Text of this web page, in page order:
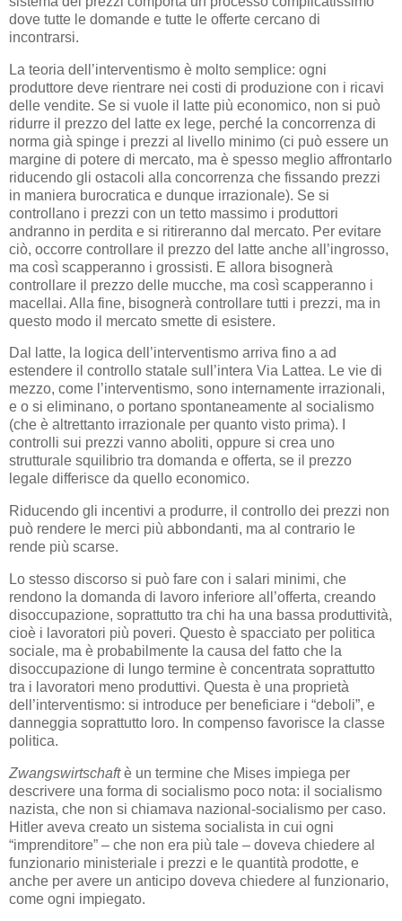
dove tutte le domande e tutte le offerte cercano di
incontrarsi.
La teoria dell’interventismo è molto semplice: ogni
produttore deve rientrare nei costi di produzione con i ricavi
delle vendite. Se si vuole il latte più economico, non si può
ridurre il prezzo del latte ex lege, perché la concorrenza di
norma già spinge i prezzi al livello minimo (ci può essere un
margine di potere di mercato, ma è spesso meglio affrontarlo
riducendo gli ostacoli alla concorrenza che fissando prezzi
in maniera burocratica e dunque irrazionale). Se si
controllano i prezzi con un tetto massimo i produttori
andranno in perdita e si ritireranno dal mercato. Per evitare
ciò, occorre controllare il prezzo del latte anche all’ingrosso,
ma così scapperanno i grossisti. E allora bisognerà
controllare il prezzo delle mucche, ma così scapperanno i
macellai. Alla fine, bisognerà controllare tutti i prezzi, ma in
questo modo il mercato smette di esistere.
Dal latte, la logica dell’interventismo arriva fino a ad
estendere il controllo statale sull’intera Via Lattea. Le vie di
mezzo, come l’interventismo, sono internamente irrazionali,
e o si eliminano, o portano spontaneamente al socialismo
(che è altrettanto irrazionale per quanto visto prima). I
controlli sui prezzi vanno aboliti, oppure si crea uno
strutturale squilibrio tra domanda e offerta, se il prezzo
legale differisce da quello economico.
Riducendo gli incentivi a produrre, il controllo dei prezzi non
può rendere le merci più abbondanti, ma al contrario le
rende più scarse.
Lo stesso discorso si può fare con i salari minimi, che
rendono la domanda di lavoro inferiore all’offerta, creando
disoccupazione, soprattutto tra chi ha una bassa produttività,
cioè i lavoratori più poveri. Questo è spacciato per politica
sociale, ma è probabilmente la causa del fatto che la
disoccupazione di lungo termine è concentrata soprattutto
tra i lavoratori meno produttivi. Questa è una proprietà
dell’interventismo: si introduce per beneficiare i “deboli”, e
danneggia soprattutto loro. In compenso favorisce la classe
politica.
Zwangswirtschaftè un termine che Mises impiega per
descrivere una forma di socialismo poco nota: il socialismo
nazista, che non si chiamava nazional-socialismo per caso.
Hitler aveva creato un sistema socialista in cui ogni
“imprenditore” – che non era più tale – doveva chiedere al
funzionario ministeriale i prezzi e le quantità prodotte, e
anche per avere un anticipo doveva chiedere al funzionario,
come ogni impiegato.